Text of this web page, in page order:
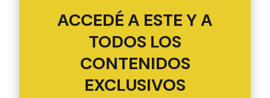
ACCEDÉ A ESTE Y A
TODOS LOS
CONTENIDOS
EXCLUSIVOS